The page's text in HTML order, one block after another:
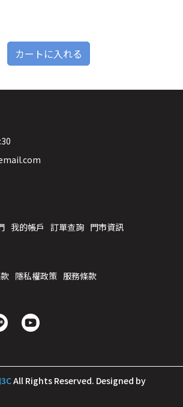
カートに入れる
我的帳戶 訂單查詢 門市資訊
隱私權政策 服務條款
All Rights Reserved. Designed by